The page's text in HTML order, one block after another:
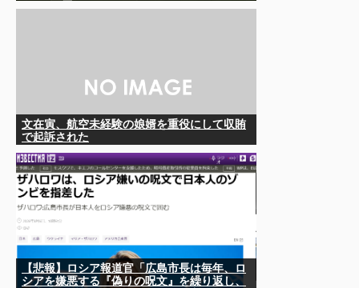
文在寅、航空未経験の娘婿を重役にして収賄
で起訴された
【悲報】ロシア報道官「広島市長は毎年、ロ
シアを嫌悪する『偽りの呪文』を繰り返し、